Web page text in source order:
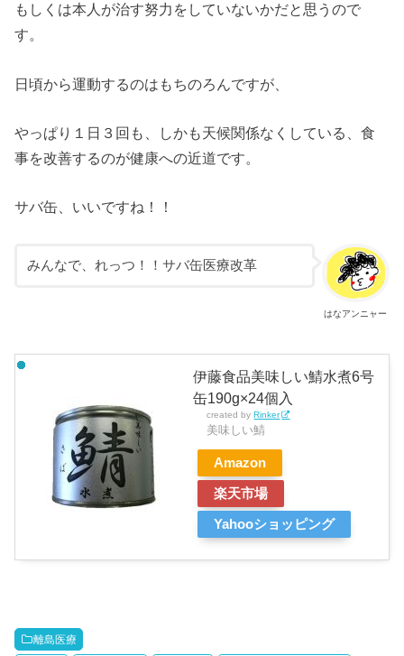
もしくは本人が治す努力をしていないかだと思うので
す。
日頃から運動するのはもちのろんですが、
やっぱり１日３回も、しかも天候関係なくしている、食
事を改善するのが健康への近道です。
サバ缶、いいですね！！
はなアンニャー
みんなで、れっつ！！サバ缶医療改革
伊藤食品美味しい鯖水煮6号
缶190g×24個入
created byRinker
美味しい鯖
Amazon
楽天市場
Yahooショッピング
離島医療